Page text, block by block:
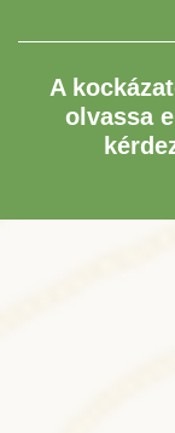
A
olvassa